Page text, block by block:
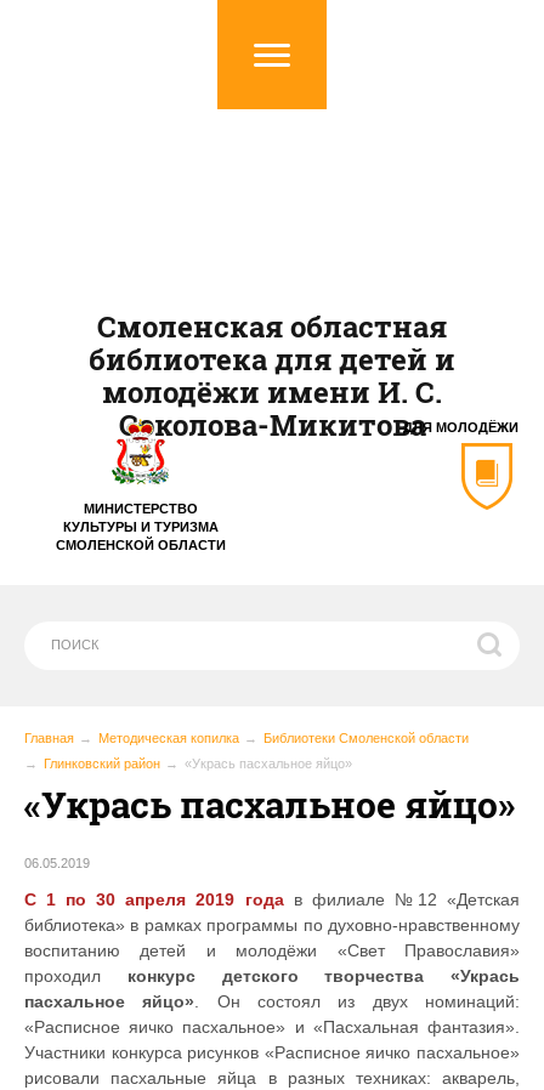
МИНИСТЕРСТВО
КУЛЬТУРЫ И ТУРИЗМА
СМОЛЕНСКОЙ ОБЛАСТИ
ДЛЯ МОЛОДЁЖИ
Смоленская областная
библиотека для детей и
молодёжи имени И. С.
Соколова-Микитова
Главная Методическая копилка
Библиотеки Смоленской области
Глинковский район
«Укрась пасхальное яйцо»
«Укрась пасхальное яйцо»
06.05.2019
С 1 по 30 апреля 2019 года в филиале №12 «Детская
библиотека» в рамках программы по духовно-нравственному
воспитанию детей и молодёжи «Свет Православия»
проходил конкурс детского творчества «Укрась
пасхальное яйцо» . Он состоял из двух номинаций:
«Расписное яичко пасхальное» и «Пасхальная фантазия».
Участники конкурса рисунков «Расписное яичко пасхальное»
рисовали пасхальные яйца в разных техниках: акварель,